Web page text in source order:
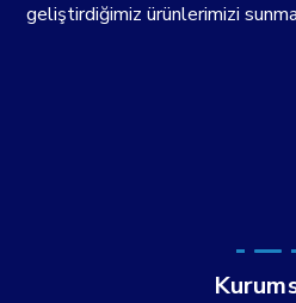
geliştirdiğimiz ürünlerimizi